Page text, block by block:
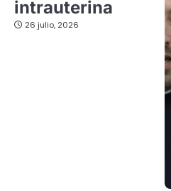
intrauterina
26 julio, 2026